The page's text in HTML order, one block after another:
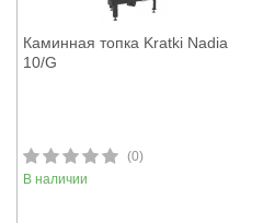
Каминная топка Kratki Nadia
10/G
(0)
В наличии